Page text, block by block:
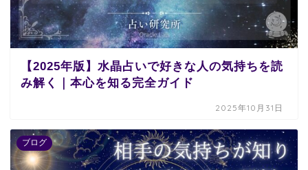
【2025年版】水晶占いで好きな人の気持ちを読
み解く｜本心を知る完全ガイド
2025年10月31日
ブログ